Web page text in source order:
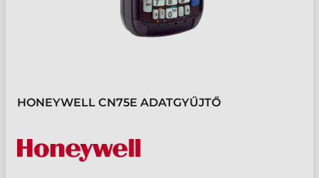
HONEYWELL CN75E ADATGYŰJTŐ